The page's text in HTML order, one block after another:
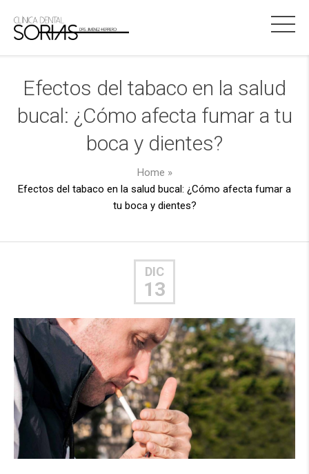
Efectos del tabaco en la salud
bucal: ¿Cómo afecta fumar a tu
boca y dientes?
Home »
Efectos del tabaco en la salud bucal: ¿Cómo afecta fumar a
tu boca y dientes?
DIC
13